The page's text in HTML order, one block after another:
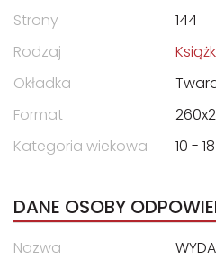
Strony
144
Rodzaj
Okładka
Format
Kategoria wiekowa
10 - 18
DANE OSOBY
Nazwa